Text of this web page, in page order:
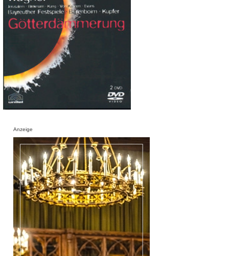
Anzeige